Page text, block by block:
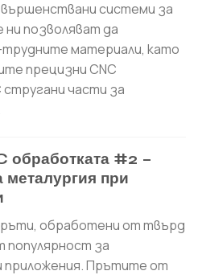
системи за
позволяват да
материали, като
прецизни CNC
части за
обработката #2 –
при
обработени от твърд
популярност за
приложения. Прътите от